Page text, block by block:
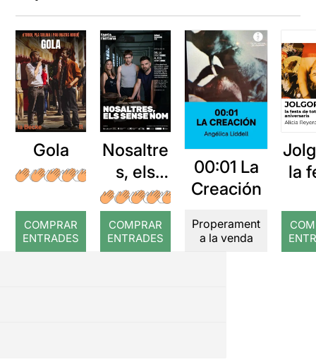
Gola
COMPRAR
ENTRADES
Nosaltre
s, els
sense
nom
COMPRAR
ENTRADES
00:01 La
Creación
Properament
a la venda
la
els